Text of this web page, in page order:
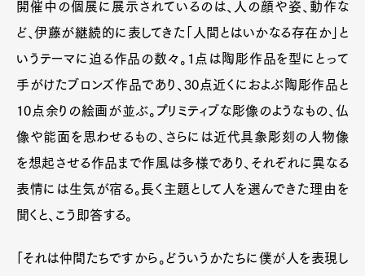
開催中の個展に展示されているのは、人の顔や姿、動作な
ど、伊藤が継続的に表してきた「人間とはいかなる存在か」と
いうテーマに迫る作品の数々。1点は陶彫作品を型にとって
手がけたブロンズ作品であり、30点近くにおよぶ陶彫作品と
10点余りの絵画が並ぶ。プリミティブな彫像のようなもの、仏
像や能面を思わせるもの、さらには近代具象彫刻の人物像
を想起させる作品まで作風は多様であり、それぞれに異なる
表情には生気が宿る。長く主題として人を選んできた理由を
聞くと、こう即答する。
「それは仲間たちですから。どういうかたちに僕が人を表現し